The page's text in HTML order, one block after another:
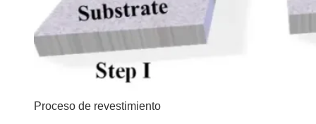
Proceso de revestimiento